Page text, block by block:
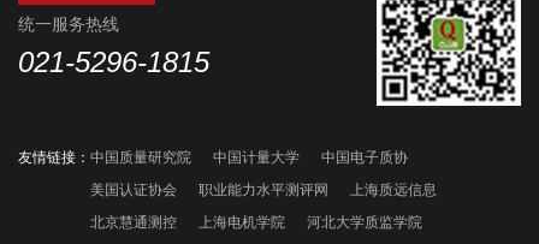
统一服务热线
021-5296-1815
友情链接： 中国质量研究院 中国计量大学
中国电子质协
美国认证协会
职业能力水平测评网
上海质远信息
北京慧通测控
上海电机学院 河北大学质监学院